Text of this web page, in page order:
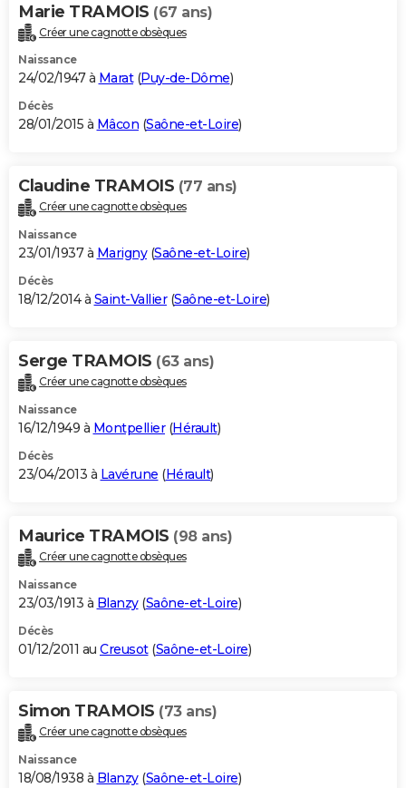
Marie TRAMOIS (67 ans)
Créer une cagnotte obsèques
Naissance
24/02/1947 à Marat(Puy-de-Dôme)
Décès
28/01/2015 à Mâcon (Saône-et-Loire)
Claudine TRAMOIS (77 ans)
Créer une cagnotte obsèques
Naissance
23/01/1937 à Marigny(Saône-et-Loire)
Décès
18/12/2014 à Saint-Vallier(Saône-et-Loire)
Serge TRAMOIS (63 ans)
Créer une cagnotte obsèques
Naissance
16/12/1949 à Montpellier(Hérault)
Décès
23/04/2013 à Lavérune (Hérault)
Maurice TRAMOIS (98 ans)
Créer une cagnotte obsèques
Naissance
23/03/1913 à Blanzy(Saône-et-Loire)
Décès
01/12/2011 au Creusot(Saône-et-Loire)
Simon TRAMOIS (73 ans)
Créer une cagnotte obsèques
Naissance
18/08/1938 à Blanzy(Saône-et-Loire)